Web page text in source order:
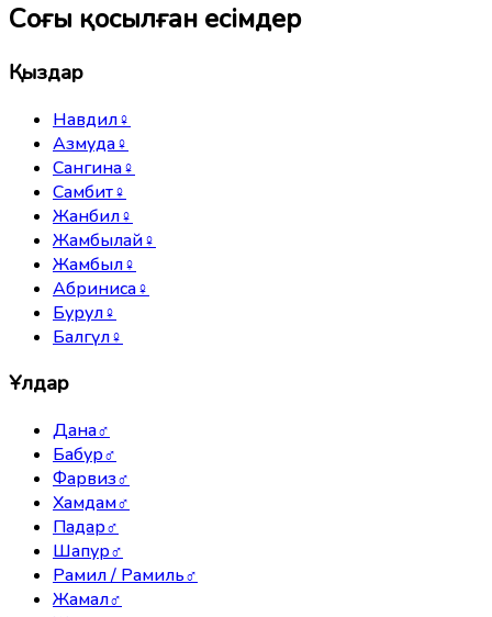
Соңғы қосылған есімдер
Қыздар
Навдил♀
Азмуда♀
Сангина♀
Самбит♀
Жанбил♀
Жамбылай♀
Жамбыл♀
Абриниса♀
Бурул♀
Балгүл♀
Ұлдар
Дана♂
Бабур♂
Фарвиз♂
Хамдам♂
Падар♂
Шапур♂
Рамил / Рамиль♂
Жамал♂